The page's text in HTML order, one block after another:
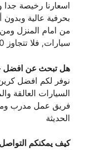
اسعارنا رخيصة
بحرفية عالية
من امام المنزل
سيارات, فلا تتجاوز 10-20 دينار.
هل تبحث عن افضل
نوفر لكم افضل
السيارات العالقة
فريق عمل مدرب
الحديثة
كيف يمكنكم